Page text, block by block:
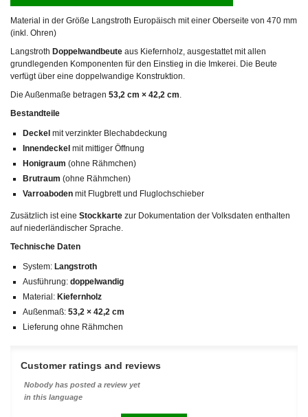
Material in der Größe Langstroth Europäisch mit einer Oberseite von 470 mm
(inkl. Ohren)
Langstroth Doppelwandbeute aus Kiefernholz, ausgestattet mit allen
grundlegenden Komponenten für den Einstieg in die Imkerei. Die Beute
verfügt über eine doppelwandige Konstruktion.
Die Außenmaße betragen 53,2 cm × 42,2 cm.
Bestandteile
Deckel mit verzinkter Blechabdeckung
Innendeckel mit mittiger Öffnung
Honigraum (ohne Rähmchen)
Brutraum (ohne Rähmchen)
Varroaboden mit Flugbrett und Fluglochschieber
Zusätzlich ist eine Stockkarte zur Dokumentation der Volksdaten enthalten
auf niederländischer Sprache.
Technische Daten
System: Langstroth
Ausführung: doppelwandig
Material: Kiefernholz
Außenmaß: 53,2 × 42,2 cm
Lieferung ohne Rähmchen
Customer ratings and reviews
Nobody has posted a review yet
in this language